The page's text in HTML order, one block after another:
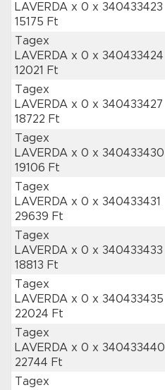
LAVERDA x 0 x 340433423
15175 Ft
Tagex
LAVERDA x 0 x 340433424
12021 Ft
Tagex
LAVERDA x 0 x 340433427
18722 Ft
Tagex
LAVERDA x 0 x 340433430
19106 Ft
Tagex
LAVERDA x 0 x 340433431
29639 Ft
Tagex
LAVERDA x 0 x 340433433
18813 Ft
Tagex
LAVERDA x 0 x 340433435
22024 Ft
Tagex
LAVERDA x 0 x 340433440
22744 Ft
Tagex